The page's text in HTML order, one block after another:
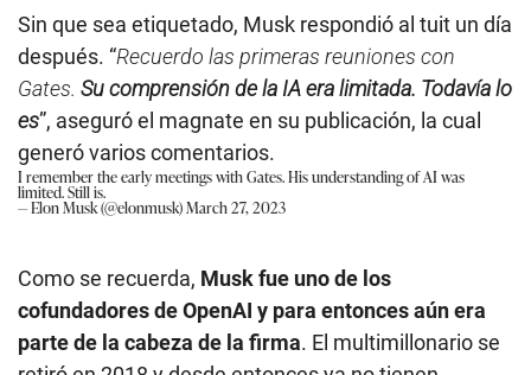
Sin que sea etiquetado, Musk respondió al tuit un día
después. “Recuerdo las primeras reuniones con
Gates. Su comprensión de la IA era limitada. Todavía lo
es”, aseguró el magnate en su publicación, la cual
generó varios comentarios.
I remember the early meetings with Gates. His understanding of AI was
limited. Still is.
— Elon Musk (@elonmusk)March 27, 2023
Como se recuerda, Musk fue uno de los
cofundadores de OpenAI y para entonces aún era
parte de la cabeza de la firma. El multimillonario se